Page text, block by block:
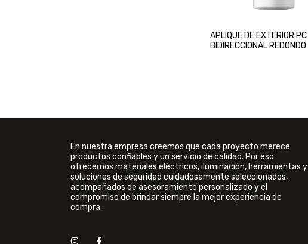
APLIQUE DE EXTERIOR PC
BIDIRECCIONAL REDONDO
En nuestra empresa creemos que cada proyecto merece
productos confiables y un servicio de calidad. Por eso
ofrecemos materiales eléctricos, iluminación, herramientas y
soluciones de seguridad cuidadosamente seleccionados,
acompañados de asesoramiento personalizado y el
compromiso de brindar siempre la mejor experiencia de
compra.